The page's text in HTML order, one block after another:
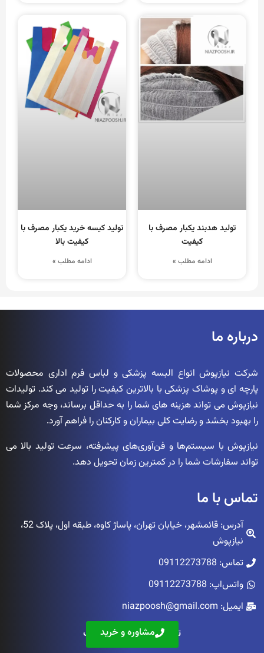
تولید هدبند یکبار مصرف با
کیفیت
ادامه مطلب »
تولید کیسه خرید یکبار مصرف با
کیفیت بالا
ادامه مطلب »
مشاوره و خرید
درباره ما
شرکت نیازپوش انواع البسه پزشکی و لباس فرم اداری محصولات
پارچه ای و پوشاک پزشکی با بالاترین کیفیت را تولید می کند. تولیدات
نیازپوش می تواند هزینه های شما را به حداقل برساند، وجه مرکز شما
را بهبود بخشد و رضایت کلی بیماران و کارکنان را فراهم آورد.
نیازپوش با سیستم‌ها و فن‌آوری‌های پیشرفته، سرعت تولید بالا می
تواند سفارشات شما را در کمترین زمان تحویل دهد.
تماس با ما
آدرس: قائمشهر، خیابان تهران، پاساژ کاوه، طبقه اول، پلاک 52،
نیازپوش
تماس: 09112273788
واتس‌اپ: 09112273788
ایمیل: niazpoosh@gmail.com
تمامی حقوق محفوظ است